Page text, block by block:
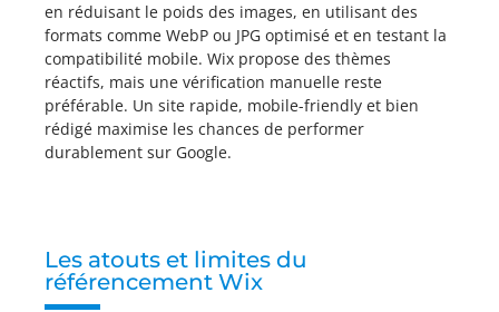
en réduisant le poids des images, en utilisant des
formats comme WebP ou JPG optimisé et en testant la
compatibilité mobile. Wix propose des thèmes
réactifs, mais une vérification manuelle reste
préférable. Un site rapide, mobile-friendly et bien
rédigé maximise les chances de performer
durablement sur Google.
Les atouts et limites du
référencement Wix